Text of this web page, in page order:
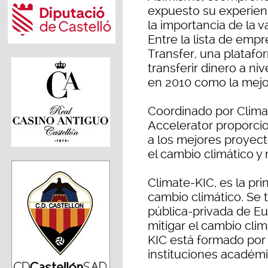
expuesto su
la importancia de la
Entre la lista de
Transfer, una
transferir dinero a
en 2010 como la
Coordinado por
Accelerator
a los mejores
el cambio climático y
Climate-KIC, es la
cambio climático. Se
pública-privada de
mitigar el cambio
KIC está formado
instituciones